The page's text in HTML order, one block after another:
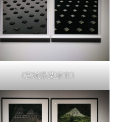
《宮城県栗原市》